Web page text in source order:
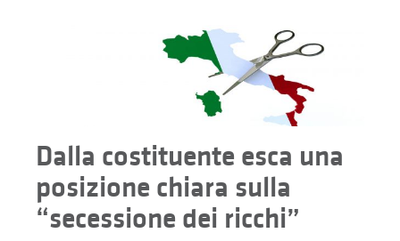
Dalla costituente esca una
posizione chiara sulla
“secessione dei ricchi”